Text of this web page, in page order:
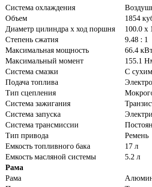
Система охлаждения
Объем
1854
Диаметр цилиндра х ход поршня
100.0 х
Степень сжатия
9.48 : 1
Максимальная мощность
66.4
Максимальный момент
155.1
Система смазки
С
Подача топлива
Тип сцепления
Система зажигания
Система запуска
Система трансмиссии
Тип привода
Ремень
Емкость топливного бака
17 л
Емкость масляной системы
5.2 л
Рама
Рама